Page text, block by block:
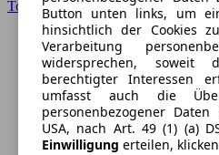
ToyotaButton unten links, um
hinsichtlich der Cookies
Verarbeitung
widersprechen, soweit
berechtigter Interessen
umfasst auch die
personenbezogener
USA, nach Art. 49 (1) (a)
Einwilligung erteilen,